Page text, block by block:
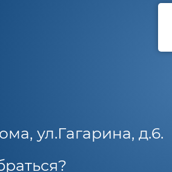
ул.Гагарина, д.6.